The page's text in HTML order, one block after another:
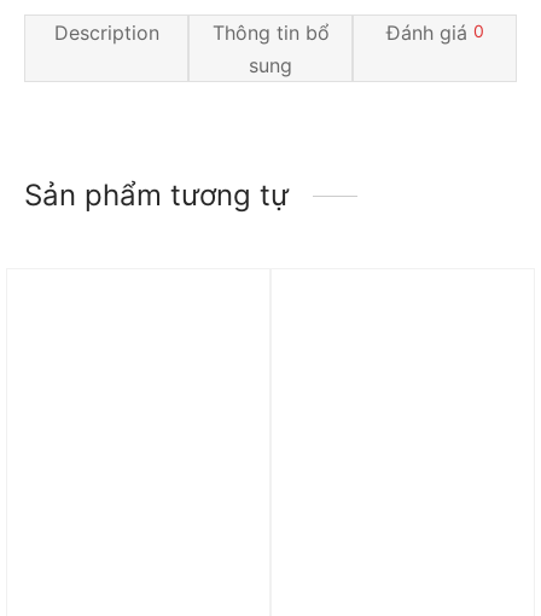
Description
Thông tin bổ
sung
Đánh giá 0
Sản phẩm tương tự